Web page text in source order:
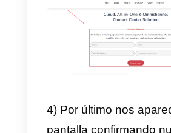
Integra
Para registrarte
sencillos y